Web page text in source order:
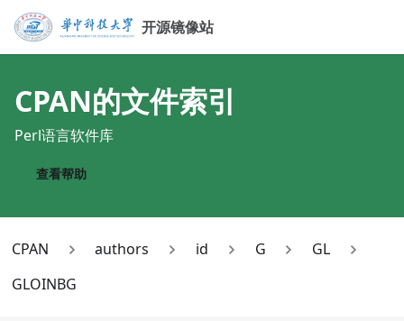
开源镜像站
CPAN的文件索引
Perl语言软件库
查看帮助
CPAN authors id G
GL
GLOINBG